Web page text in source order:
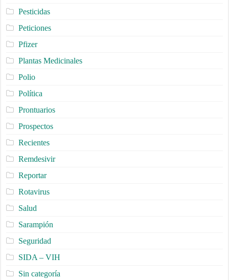
Pesticidas
Peticiones
Pfizer
Plantas Medicinales
Polio
Política
Prontuarios
Prospectos
Recientes
Remdesivir
Reportar
Rotavirus
Salud
Sarampión
Seguridad
SIDA – VIH
Sin categoría